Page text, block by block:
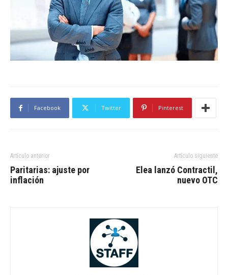
Facebook Twitter Pinterest
Artículo anterior
Paritarias: ajuste por
inflación
Artículo siguiente
Elea lanzó Contractil,
nuevo OTC